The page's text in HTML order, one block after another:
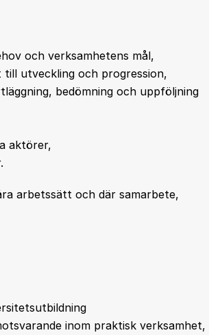
och verksamhetens mål,
utveckling och progression,
bedömning och uppföljning
aktörer,
arbetssätt och där samarbete,
inom praktisk verksamhet,